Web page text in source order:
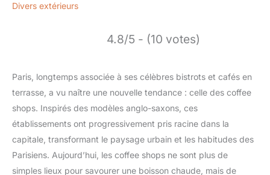
Divers extérieurs
4.8/5 - (10 votes)
Paris, longtemps associée à ses célèbres bistrots et cafés en
terrasse, a vu naître une nouvelle tendance : celle des coffee
shops. Inspirés des modèles anglo-saxons, ces
établissements ont progressivement pris racine dans la
capitale, transformant le paysage urbain et les habitudes des
Parisiens. Aujourd’hui, les coffee shops ne sont plus de
simples lieux pour savourer une boisson chaude, mais de